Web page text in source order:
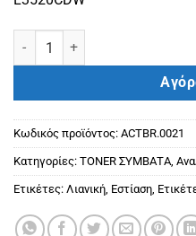
BROTHER ΣΥΜΒΑΤΟ TONER
Κωδικός προϊόντος: ACTBR.0021
Κατηγορίες: ΤΟΝΕR ΣΥΜΒΑΤΑ,
Ετικέτες: Λιανική, Εστίαση,